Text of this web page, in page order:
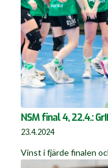
NSM final 4, 22.4.:
23.4.2024
Vinst i fjärde finalen